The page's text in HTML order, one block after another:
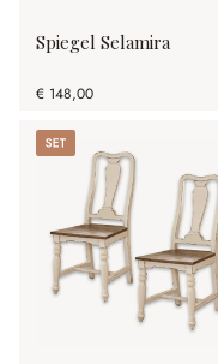
Spiegel Selamira
€ 148,00
Set